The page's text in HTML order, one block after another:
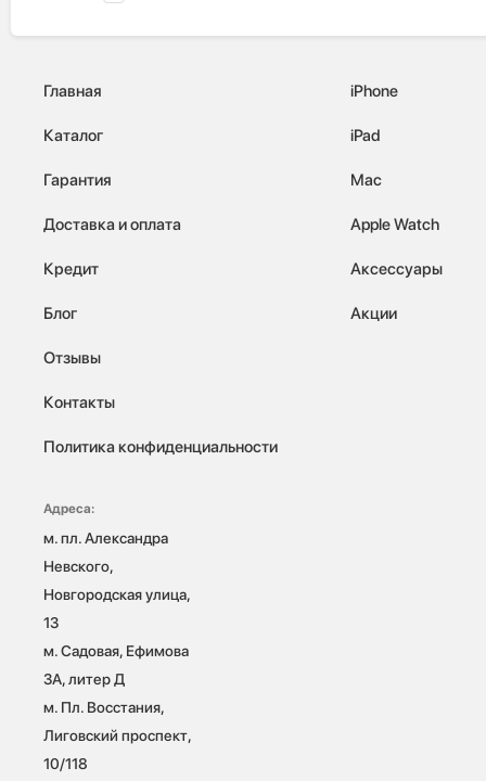
Главная
Каталог
Гарантия
Доставка и оплата
Кредит
Блог
Отзывы
Контакты
Политика конфиденциальности
iPhone
iPad
Mac
Apple Watch
Аксессуары
Акции
Адреса:
м. пл. Александра
Невского,
Новгородская улица,
13
м. Садовая, Ефимова
3А, литер Д
м. Пл. Восстания,
Лиговский проспект,
10/118